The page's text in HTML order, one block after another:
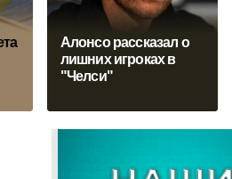
Алонсо рассказал о
лишних игроках в
"Челси"